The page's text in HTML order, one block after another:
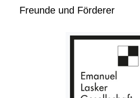
Freunde und Förderer